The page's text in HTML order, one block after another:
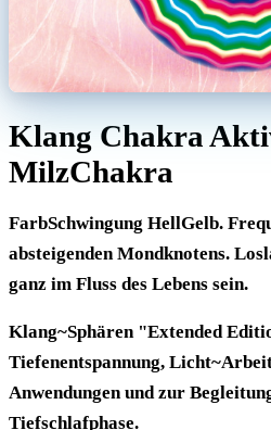
Klang Chakra
MilzChakra
FarbSchwingung HellGelb.
absteigenden Mondknotens.
ganz im Fluss des Lebens sein.
Klang~Sphären "Extended
Tiefenentspannung,
Anwendungen und zur
Tiefschlafphase.